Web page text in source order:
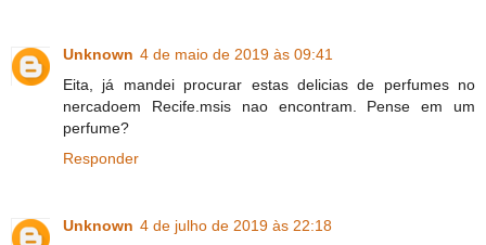
Unknown 4 de maio de 2019 às 09:41
Eita, já mandei procurar estas delicias de perfumes no
nercadoem Recife.msis nao encontram. Pense em um
perfume?
Responder
Unknown 4 de julho de 2019 às 22:18